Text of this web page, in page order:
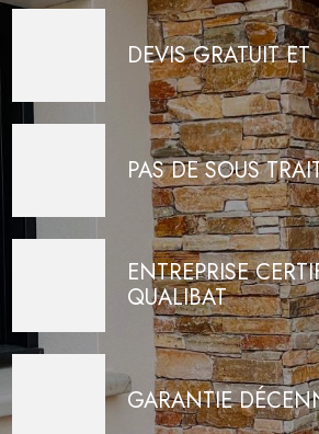
DEVIS GRATUIT
PAS DE SOUS
ENTREPRISE
QUALIBAT
GARANTIE